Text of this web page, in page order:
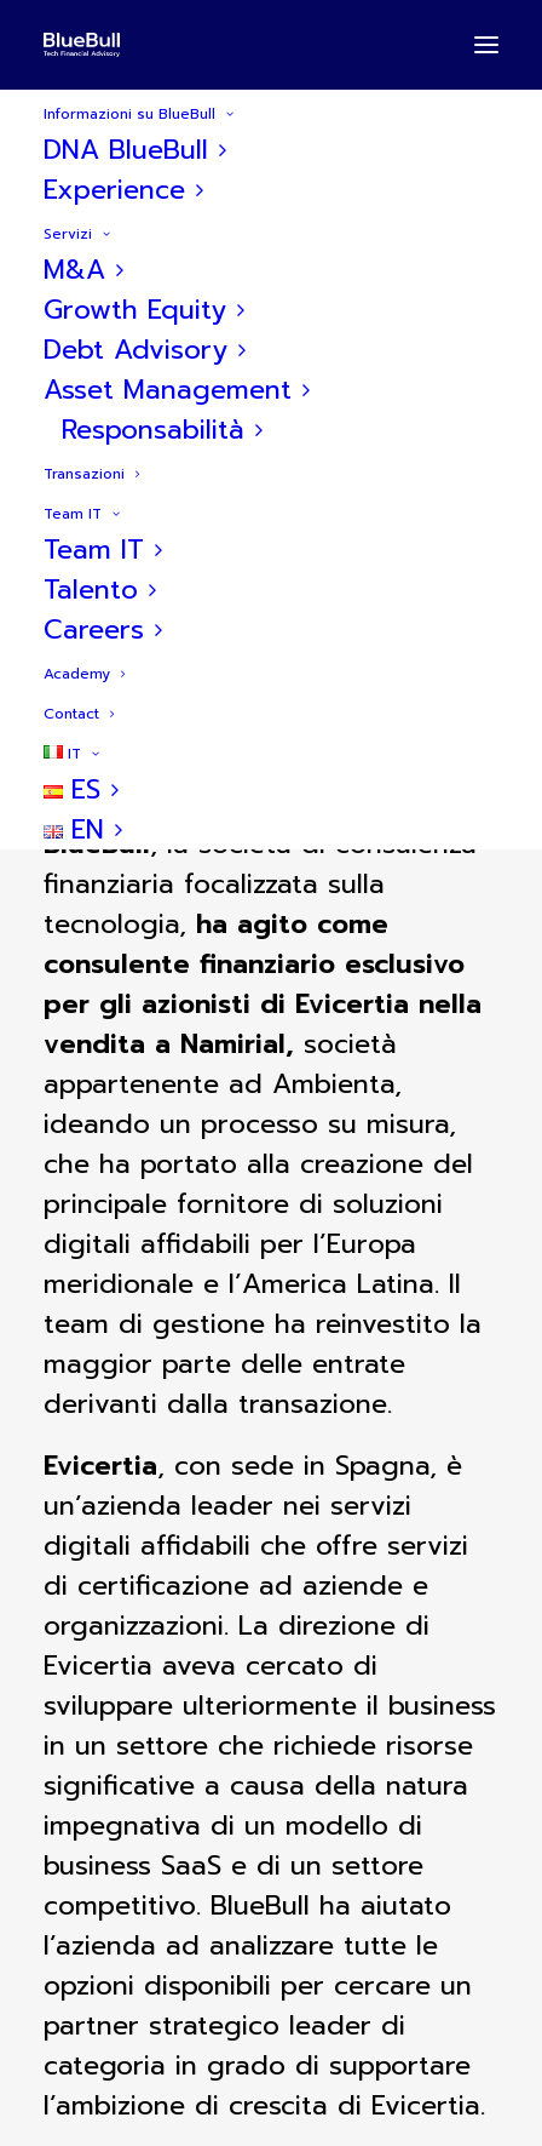
Informazioni su BlueBull
DNA BlueBull
Experience
Servizi
M&A
Growth Equity
Debt Advisory
Asset Management
Responsabilità
Transazioni
Team IT
Team IT
Talento
Careers
Academy
Contact
IT
ES
EN
BlueBull fornisce
consulenza agli azionisti
di Evicertia sulla fusione
con Namirial
Informazioni sulla
transazione
BlueBull, la società di consulenza
finanziaria focalizzata sulla
tecnologia, ha agito come
consulente finanziario esclusivo
per gli azionisti di Evicertia nella
vendita a Namirial, società
appartenente ad Ambienta,
ideando un processo su misura,
che ha portato alla creazione del
principale fornitore di soluzioni
digitali affidabili per l’Europa
meridionale e l’America Latina. Il
team di gestione ha reinvestito la
maggior parte delle entrate
derivanti dalla transazione.
Evicertia, con sede in Spagna, è
un’azienda leader nei servizi
digitali affidabili che offre servizi
di certificazione ad aziende e
organizzazioni. La direzione di
Evicertia aveva cercato di
sviluppare ulteriormente il business
in un settore che richiede risorse
significative a causa della natura
impegnativa di un modello di
business SaaS e di un settore
competitivo. BlueBull ha aiutato
l’azienda ad analizzare tutte le
opzioni disponibili per cercare un
partner strategico leader di
categoria in grado di supportare
l’ambizione di crescita di Evicertia.